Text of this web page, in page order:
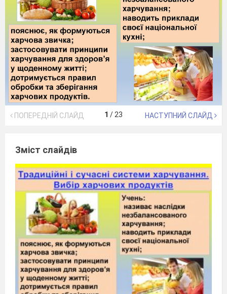
ПОПЕРЕДНІЙ СЛАЙД 1 / 23 НАСТУПНИЙ СЛАЙД
Зміст слайдів